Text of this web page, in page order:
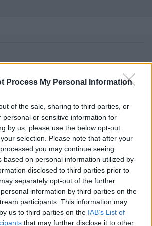
Process My Personal Information
of the sale, sharing to third parties, or
personal or sensitive information for
by us, please use the below opt-out
selection. Please note that after your
you may continue seeing
based on personal information utilized by
disclosed to third parties prior to
separately opt-out of the further
information by third parties on the
participants. This information may
us to third parties on the IAB’s List of
that may further disclose it to other
Διοικητικό Συμβούλιο/
Αιρετά Όργανα
Διοικητικό Προσωπικό &